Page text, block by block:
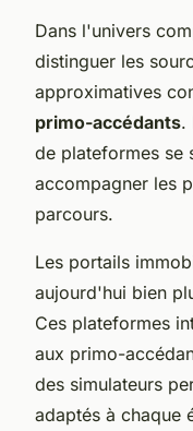
Dans l'univers
distinguer les
approximatives
primo-accédants.
de plateformes se
accompagner les
parcours.
Les portails
aujourd'hui bien
Ces plateformes
aux primo-
des simulateurs
adaptés à chaque